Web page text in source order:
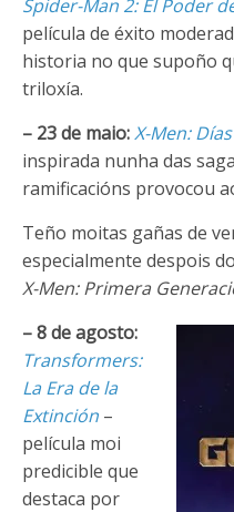
Spider-Man 2: El Poder
película de éxito
historia no que supoño
triloxía.
– 23 de maio:X-Men:
inspirada nunha das
ramificacións provocou
Teño moitas gañas de
especialmente despois
X-Men: Primera
– 8 de agosto:
Transformers:
La Era de la
Extinción –
película moi
predicible que
destaca por